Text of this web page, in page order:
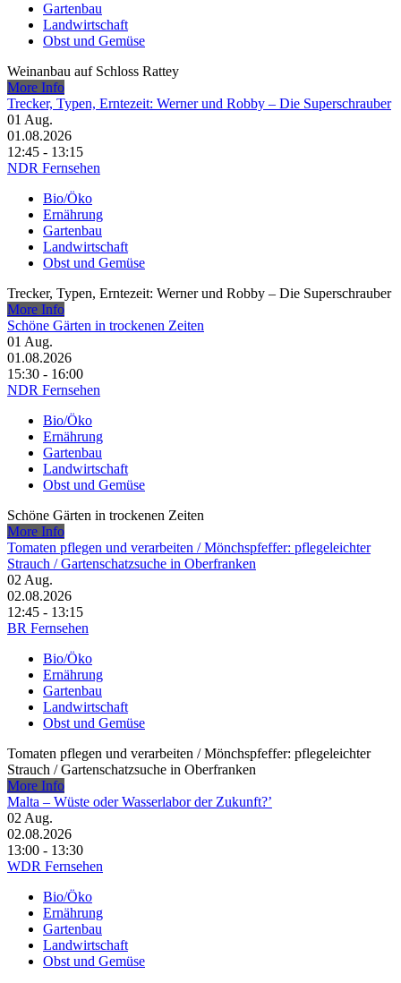
Gartenbau
Landwirtschaft
Obst und Gemüse
Weinanbau auf Schloss Rattey
More Info
Trecker, Typen, Erntezeit: Werner und Robby – Die Superschrauber
01 Aug.
01.08.2026
12:45 - 13:15
NDR Fernsehen
Bio/Öko
Ernährung
Gartenbau
Landwirtschaft
Obst und Gemüse
Trecker, Typen, Erntezeit: Werner und Robby – Die Superschrauber
More Info
Schöne Gärten in trockenen Zeiten
01 Aug.
01.08.2026
15:30 - 16:00
NDR Fernsehen
Bio/Öko
Ernährung
Gartenbau
Landwirtschaft
Obst und Gemüse
Schöne Gärten in trockenen Zeiten
More Info
Tomaten pflegen und verarbeiten /​ Mönchspfeffer: pflegeleichter
Strauch /​ Gartenschatzsuche in Oberfranken
02 Aug.
02.08.2026
12:45 - 13:15
BR Fernsehen
Bio/Öko
Ernährung
Gartenbau
Landwirtschaft
Obst und Gemüse
Tomaten pflegen und verarbeiten /​ Mönchspfeffer: pflegeleichter
Strauch /​ Gartenschatzsuche in Oberfranken
More Info
Malta – Wüste oder Wasserlabor der Zukunft?’
02 Aug.
02.08.2026
13:00 - 13:30
WDR Fernsehen
Bio/Öko
Ernährung
Gartenbau
Landwirtschaft
Obst und Gemüse